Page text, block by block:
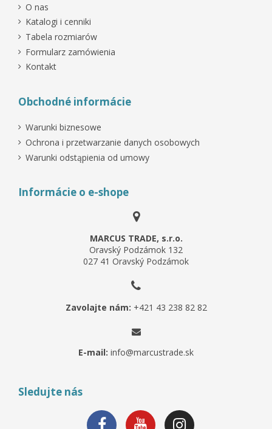
O nas
Katalogi i cenniki
Tabela rozmiarów
Formularz zamówienia
Kontakt
Obchodné informácie
Warunki biznesowe
Ochrona i przetwarzanie danych osobowych
Warunki odstąpienia od umowy
Informácie o e-shope
MARCUS TRADE, s.r.o.
Oravský Podzámok 132
027 41 Oravský Podzámok
Zavolajte nám: +421 43 238 82 82
E-mail: info@marcustrade.sk
Sledujte nás